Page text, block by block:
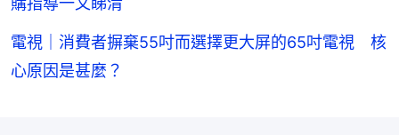
電視｜消費者摒棄55吋而選擇更大屏的65吋電視 核
心原因是甚麼？